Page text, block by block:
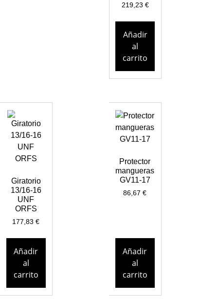
219,23 €
Añadir
al
carrito
Giratorio
13/16-16
UNF
ORFS
177,83€
Añadir
al
carrito
Protector
mangueras
GV11-17
86,67€
Añadir
al
carrito